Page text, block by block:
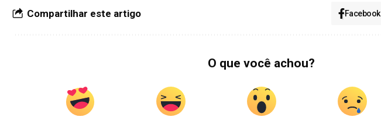
Compartilhar este artigo Facebook
O que você achou?